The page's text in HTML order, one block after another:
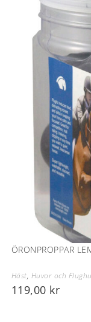
ÖRONPROPPAR
Häst, Huvor och
119,00 kr